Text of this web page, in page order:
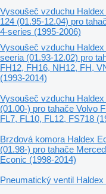
Vysoušeč vzduchu Haldex
124 (01.95-12.04) pro
4-series (1995-2006)
Vysoušeč vzduchu
seeria (01.93-12.02) pro
FH12, FH16, NH12, FH,
(1993-2014)
Vysoušeč vzduchu Haldex
(01.00-) pro tahače Volvo
FL7, FL10, FL12, FS718
Brzdová komora Haldex
(01.98-) pro tahače
Econic (1998-2014)
Pneumatický ventil Haldex